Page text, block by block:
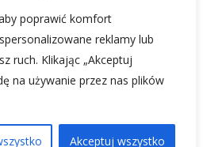
poprawić komfort
reklamy lub
ruch. Klikając „Akceptuj
na używanie przez nas plików
Akceptuj wszystko
| Wszelkie prawa